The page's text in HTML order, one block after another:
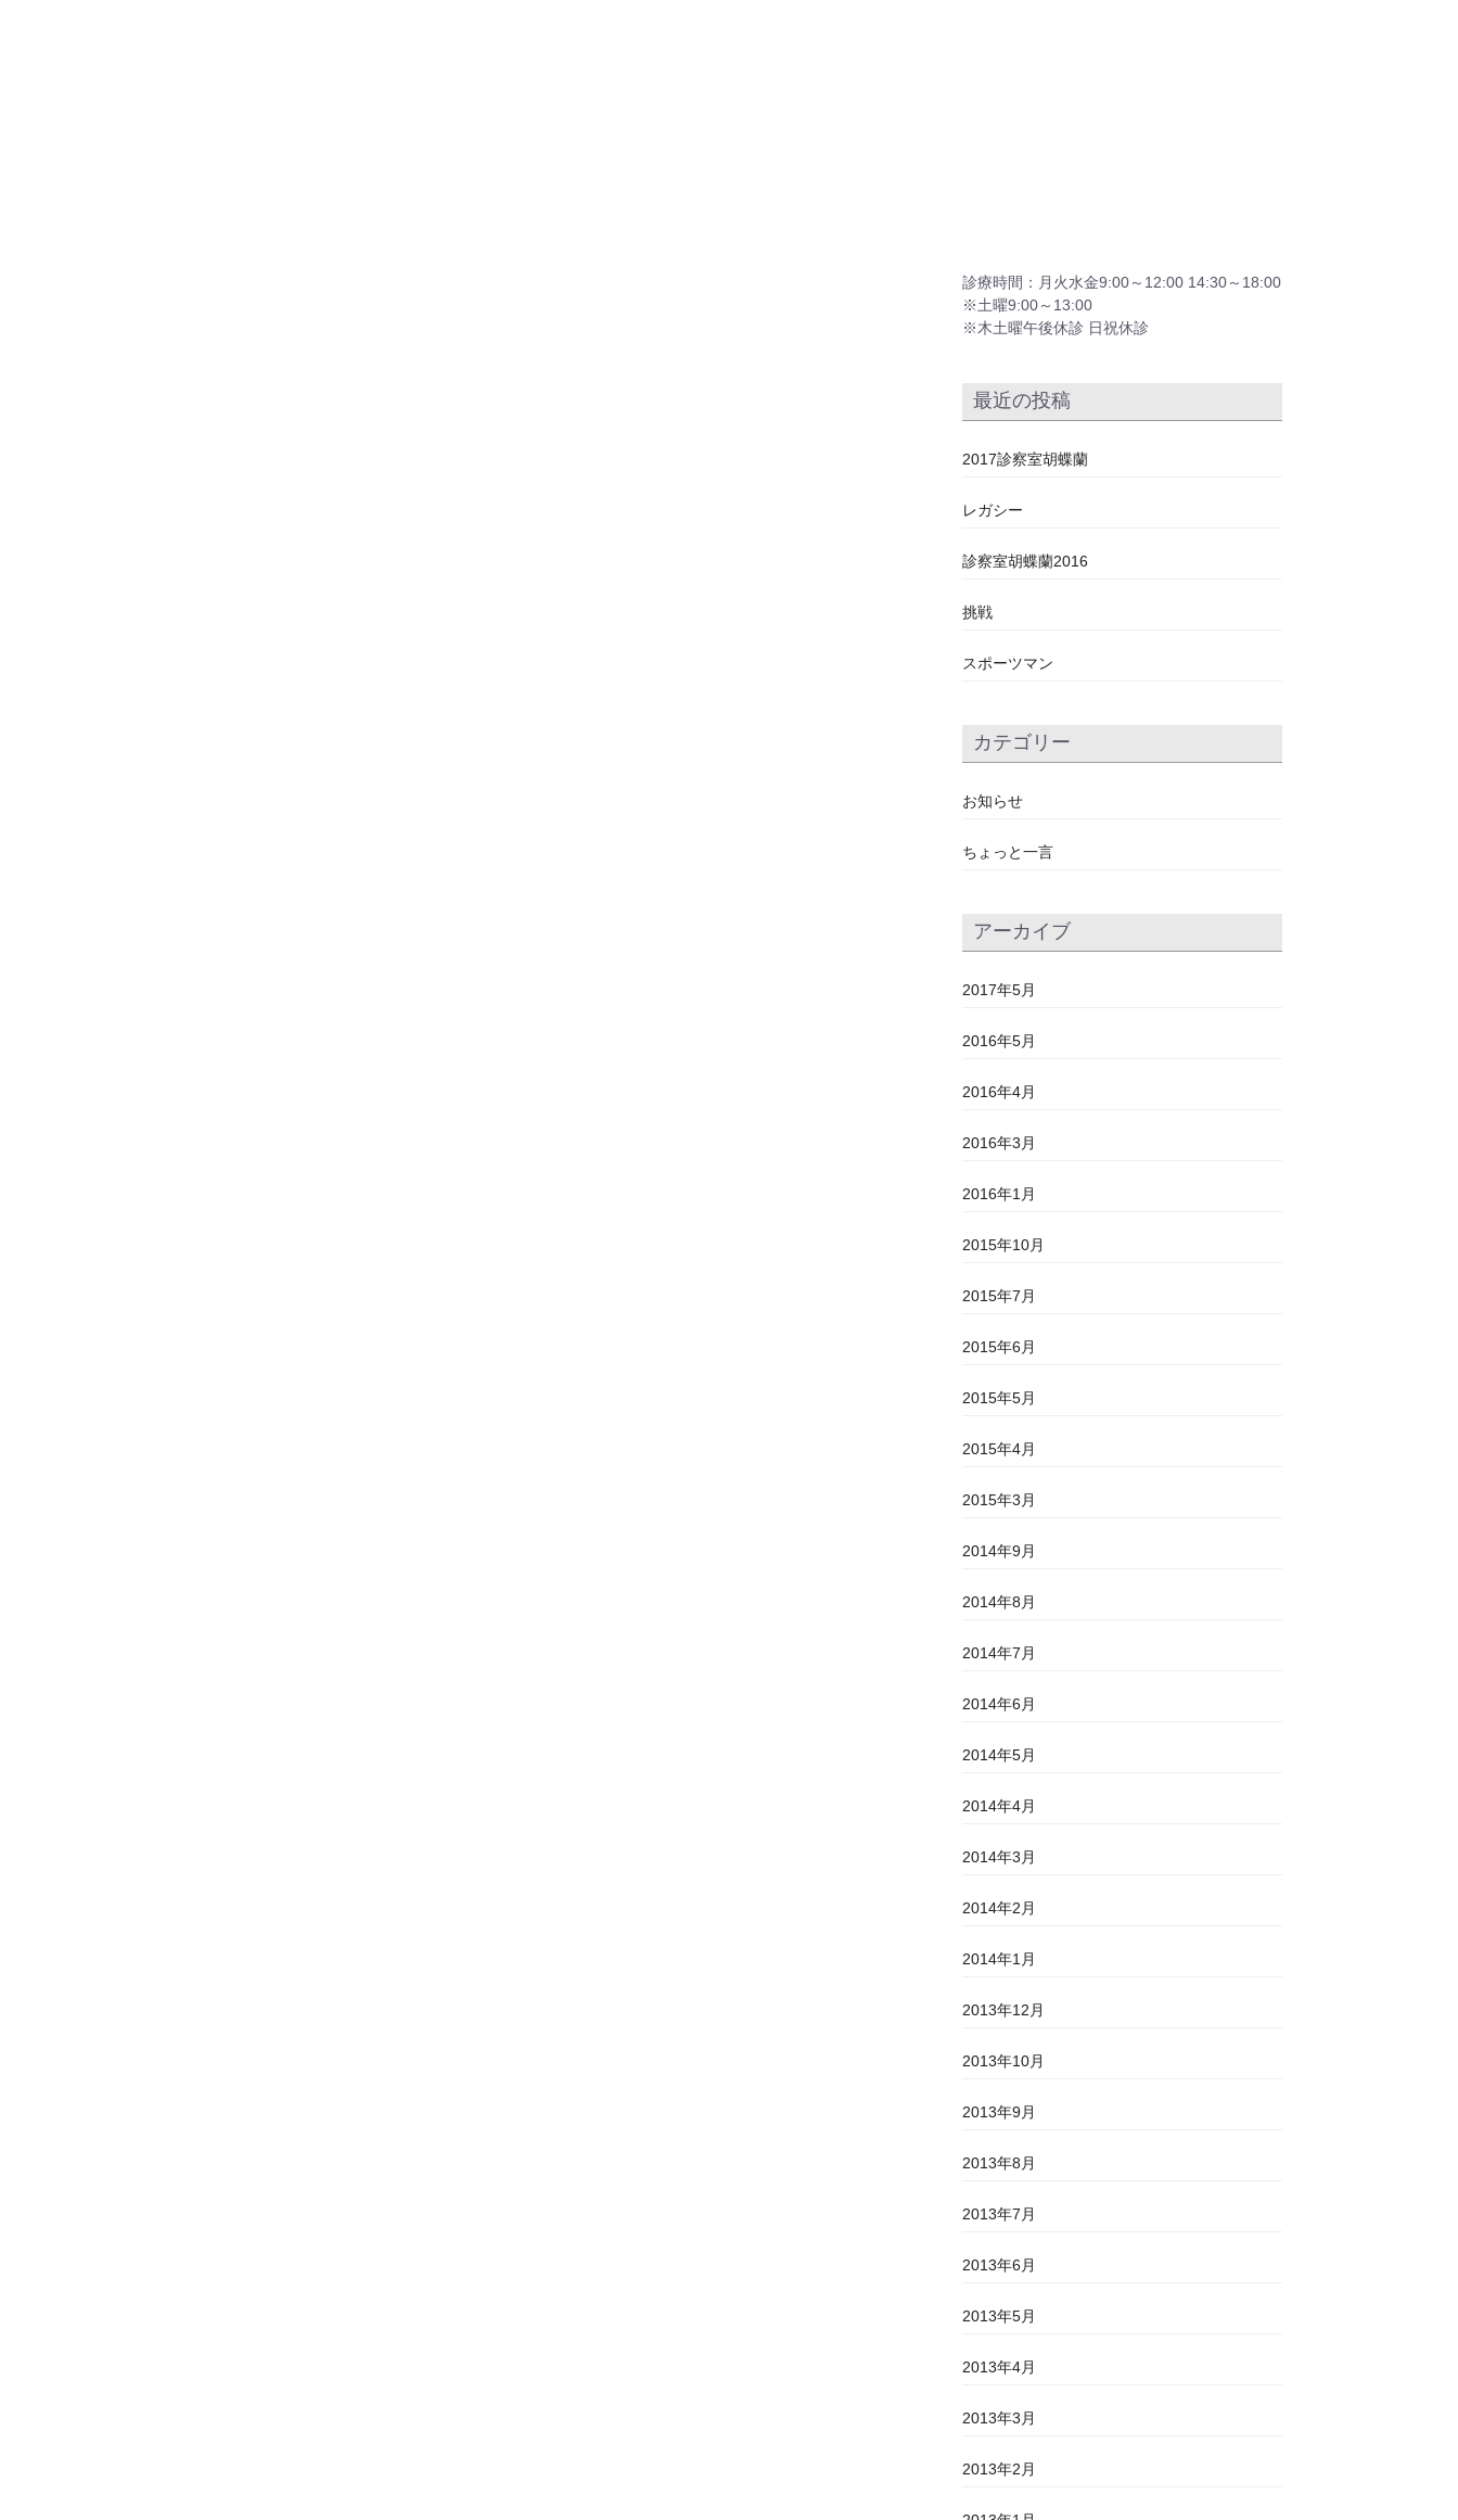
診療時間：月火水金9:00～12:00 14:30～18:00
※土曜9:00～13:00
※木土曜午後休診 日祝休診
最近の投稿
2017診察室胡蝶蘭
レガシー
診察室胡蝶蘭2016
挑戦
スポーツマン
カテゴリー
お知らせ
ちょっと一言
アーカイブ
2017年5月
2016年5月
2016年4月
2016年3月
2016年1月
2015年10月
2015年7月
2015年6月
2015年5月
2015年4月
2015年3月
2014年9月
2014年8月
2014年7月
2014年6月
2014年5月
2014年4月
2014年3月
2014年2月
2014年1月
2013年12月
2013年10月
2013年9月
2013年8月
2013年7月
2013年6月
2013年5月
2013年4月
2013年3月
2013年2月